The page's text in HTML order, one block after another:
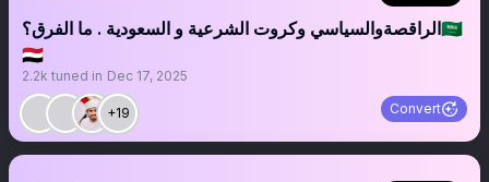
‏‏‏‏‏‏‏‏‏‏الراقصةوالسياسي وكروت الشرعية و السعودية . ما الفرق؟🇸🇦
🇾🇪
2.2k tuned in Dec 17, 2025
+19 Convert